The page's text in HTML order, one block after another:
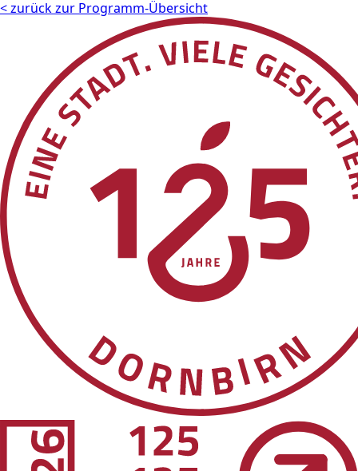
< zurück zur Programm-Übersicht